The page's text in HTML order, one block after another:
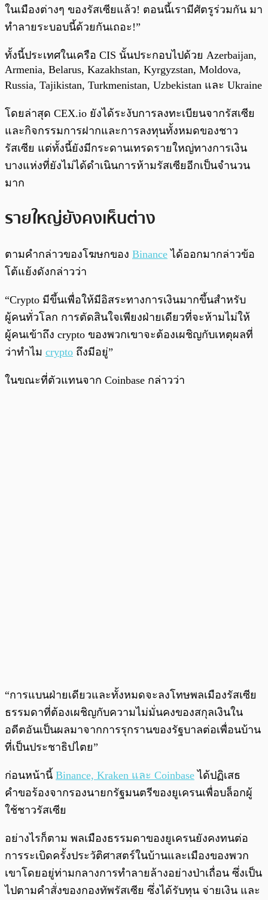
ในเมืองต่างๆ ของรัสเซียแล้ว! ตอนนี้เรามีศัตรูร่วมกัน มา
ทำลายระบอบนี้ด้วยกันเถอะ!”
ทั้งนี้ประเทศในเครือ CIS นั้นประกอบไปด้วย Azerbaijan,
Armenia, Belarus, Kazakhstan, Kyrgyzstan, Moldova,
Russia, Tajikistan, Turkmenistan, Uzbekistan และ Ukraine
โดยล่าสุด CEX.io ยังได้ระงับการลงทะเบียนจากรัสเซีย
และกิจกรรมการฝากและการลงทุนทั้งหมดของชาว
รัสเซีย แต่ทั้งนี้ยังมีกระดานเทรดรายใหญ่ทางการเงิน
บางแห่งที่ยังไม่ได้ดำเนินการห้ามรัสเซียอีกเป็นจำนวน
มาก
รายใหญ่ยังคงเห็นต่าง
ตามคำกล่าวของโฆษกของ Binance ได้ออกมากล่าวข้อ
โต้แย้งดังกล่าวว่า
“Crypto มีขึ้นเพื่อให้มีอิสระทางการเงินมากขึ้นสำหรับ
ผู้คนทั่วโลก การตัดสินใจเพียงฝ่ายเดียวที่จะห้ามไม่ให้
ผู้คนเข้าถึง crypto ของพวกเขาจะต้องเผชิญกับเหตุผลที่
ว่าทำไม crypto ถึงมีอยู่”
ในขณะที่ตัวแทนจาก Coinbase กล่าวว่า
“การแบนฝ่ายเดียวและทั้งหมดจะลงโทษพลเมืองรัสเซีย
ธรรมดาที่ต้องเผชิญกับความไม่มั่นคงของสกุลเงินใน
อดีตอันเป็นผลมาจากการรุกรานของรัฐบาลต่อเพื่อนบ้าน
ที่เป็นประชาธิปไตย”
ก่อนหน้านี้ Binance, Kraken และ Coinbase ได้ปฏิเสธ
คำขอร้องจากรองนายกรัฐมนตรีของยูเครนเพื่อบล็อกผู้
ใช้ชาวรัสเซีย
อย่างไรก็ตาม พลเมืองธรรมดาของยูเครนยังคงทนต่อ
การระเบิดครั้งประวัติศาสตร์ในบ้านและเมืองของพวก
เขาโดยอยู่ท่ามกลางการทำลายล้างอย่างป่าเถื่อน ซึ่งเป็น
ไปตามคำสั่งของกองทัพรัสเซีย ซึ่งได้รับทุน จ่ายเงิน และ